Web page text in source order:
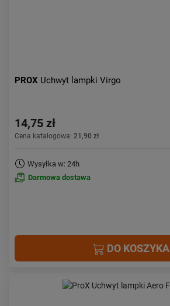
PROX Uchwyt lampki Virgo
14,75 zł
Cena katalogowa: 21,90 zł
Wysyłka w: 24h
Darmowa dostawa
DO KOSZYKA